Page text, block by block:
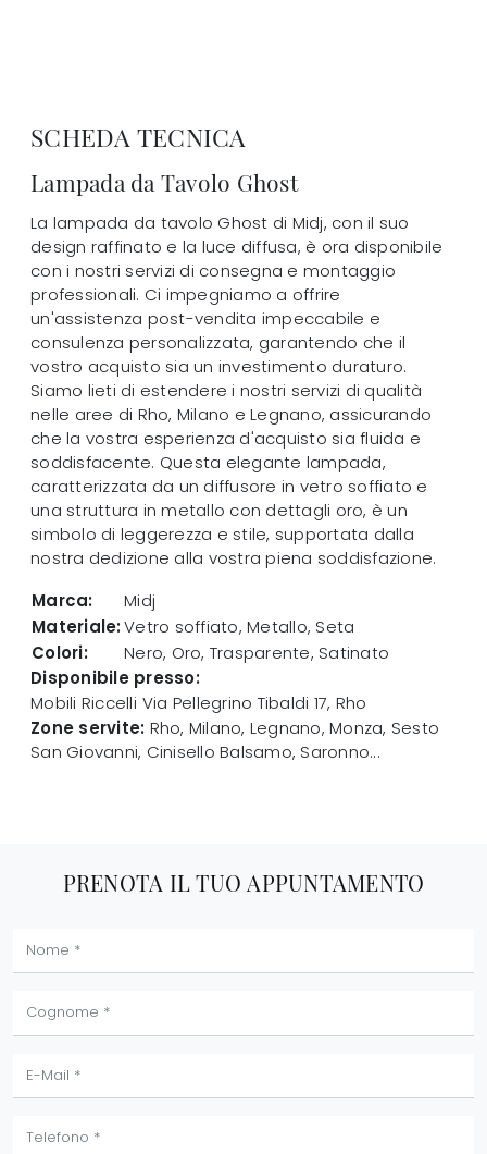
SCHEDA TECNICA
Lampada da Tavolo Ghost
La lampada da tavolo Ghost di Midj, con il suo
design raffinato e la luce diffusa, è ora disponibile
con i nostri servizi di consegna e montaggio
professionali. Ci impegniamo a offrire
un'assistenza post-vendita impeccabile e
consulenza personalizzata, garantendo che il
vostro acquisto sia un investimento duraturo.
Siamo lieti di estendere i nostri servizi di qualità
nelle aree di Rho, Milano e Legnano, assicurando
che la vostra esperienza d'acquisto sia fluida e
soddisfacente. Questa elegante lampada,
caratterizzata da un diffusore in vetro soffiato e
una struttura in metallo con dettagli oro, è un
simbolo di leggerezza e stile, supportata dalla
nostra dedizione alla vostra piena soddisfazione.
Marca:
Midj
Materiale:Vetro soffiato, Metallo, Seta
Colori:
Nero, Oro, Trasparente, Satinato
Disponibile presso:
Mobili Riccelli Via Pellegrino Tibaldi 17, Rho
Zone servite: Rho, Milano, Legnano, Monza, Sesto
San Giovanni, Cinisello Balsamo, Saronno...
PRENOTA IL TUO APPUNTAMENTO